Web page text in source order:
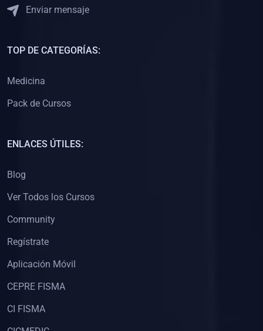
Enviar mensaje
TOP DE CATEGORÍAS:
Medicina
Pack de Cursos
ENLACES ÚTILES:
Blog
Ver Todos los Cursos
Community
Regístrate
Aplicación Móvil
CEPRE FISMA
CI FISMA